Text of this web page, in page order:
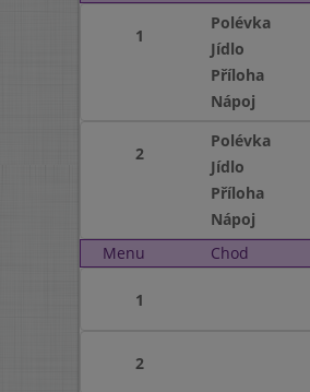
1
Polévka
Jídlo
Příloha
Nápoj
2
Polévka
Jídlo
Příloha
Nápoj
Menu
Chod
1
2